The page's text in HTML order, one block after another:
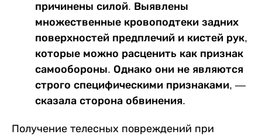
причинены силой. Выявлены
множественные кровоподтеки задних
поверхностей предплечий и кистей рук,
которые можно расценить как признак
самообороны. Однако они не являются
строго специфическими признаками, —
сказала сторона обвинения.
Получение телесных повреждений при